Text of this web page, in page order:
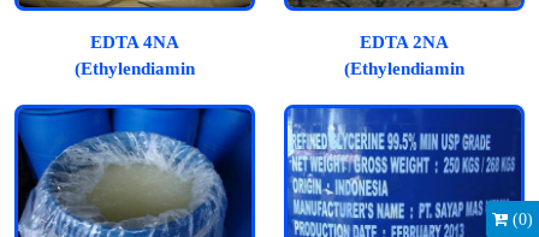
(0)
EDTA 4NA
(Ethylendiamin
EDTA 2NA
(Ethylendiamin